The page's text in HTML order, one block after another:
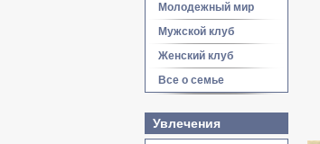
Молодежный мир
Мужской клуб
Женский клуб
Все о семье
Увлечения